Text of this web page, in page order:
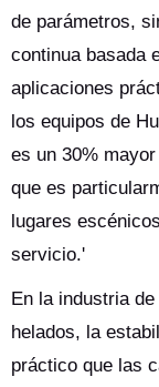
de parámetros,
continua basada
aplicaciones
los equipos de
es un 30%
que es
lugares
servicio.'
En la industria
helados, la
práctico que las